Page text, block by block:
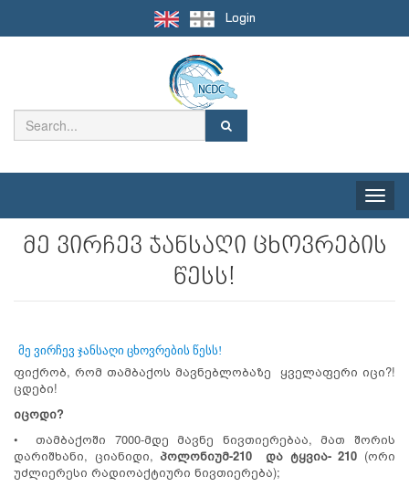
Login
Toggle
მე ვირჩევ ჯანსაღი ცხოვრების
წესს!
მე ვირჩევ ჯანსაღი ცხოვრების წესს!
ფიქრობ, რომ თამბაქოს მავნებლობაზე ყველაფერი იცი?!
ცდები!
იცოდი?
• თამბაქოში 7000-მდე მავნე ნივთიერებაა, მათ შორის
დარიშხანი, ციანიდი,პოლონიუმ-210 და ტყვია- 210 (ორი
უძლიერესი რადიოაქტიური ნივთიერება);